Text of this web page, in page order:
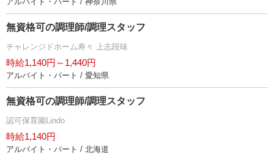
無資格可の調理師/調理スタッフ
チャレンジドホーム寿々 上志段味
時給1,140円～1,440円
アルバイト・パート / 愛知県
無資格可の調理師/調理スタッフ
認可保育園Lindo
時給1,140円
アルバイト・パート / 北海道